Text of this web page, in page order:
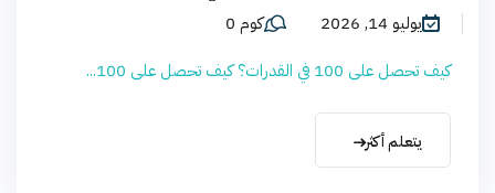
يوليو 14, 2026
كوم 0
كيف تحصل على 100 في القدرات؟ كيف تحصل على 100...
يتعلم أكثر